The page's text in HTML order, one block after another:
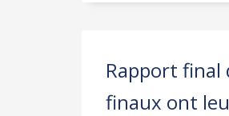
Rapport final
finaux ont